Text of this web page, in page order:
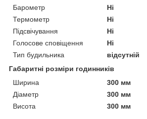
Барометр
Ні
Термометр
Ні
Підсвічування
Ні
Голосове сповіщення
Ні
Тип будильника
відсутній
Габаритні розміри годинників
Ширина
300 мм
Діаметр
300 мм
Висота
300 мм